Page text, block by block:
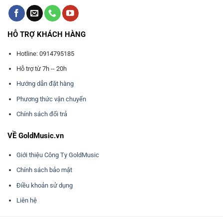
HỖ TRỢ KHÁCH HÀNG
Hotline: 0914795185
Hỗ trợ từ 7h -- 20h
Hướng dẫn đặt hàng
Phương thức vận chuyển
Chính sách đổi trả
VỀ GoldMusic.vn
Giới thiệu Công Ty GoldMusic
Chính sách bảo mật
Điều khoản sử dụng
Liên hệ